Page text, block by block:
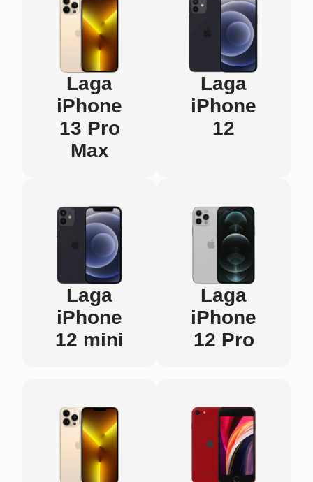
Laga
iPhone
13 Pro
Max
Laga
iPhone
12
Laga
iPhone
12 mini
Laga
iPhone
12 Pro